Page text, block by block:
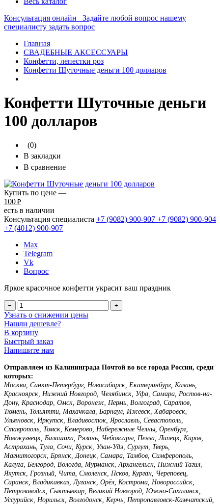
Консультация онлайн
Задайте любой вопрос нашему
специалисту задать вопрос
Главная
СВАДЕБНЫЕ АКСЕССУАРЫ
Конфетти, лепестки роз
Конфетти Шуточные деньги 100 долларов
Конфетти Шуточные деньги
100 долларов
(0)
В закладки
В сравнение
Купить по цене —
100 ₽
есть в наличии
Консультация специалиста +7 (9082) 900-907 +7 (9082) 900-904
+7 (4012) 900-907
Max
Telegram
Vk
Вопрос
Яркое красочное конфетти украсит ваш праздник
− +
Узнать о снижении цены
Нашли дешевле?
В корзину
Быстрый заказ
Напишите нам
Отправляем из Калининграда Почтой во все города России, среди
которых:
Москва, Санкт-Петербург, Новосибирск, Екатеринбург, Казань,
Красноярск, Нижний Новгород, Челябинск, Уфа, Самара, Ростов-на-
Дону, Краснодар, Омск, Воронеж, Пермь, Волгоград, Саратов,
Тюмень, Тольятти, Махачкала, Барнаул, Ижевск, Хабаровск,
Ульяновск, Иркутск, Владивосток, Ярославль, Севастополь,
Ставрополь, Томск, Кемерово, Набережные Челны, Оренбург,
Новокузнецк, Балашиха, Рязань, Чебоксары, Пенза, Липецк, Киров,
Астрахань, Тула, Сочи, Курск, Улан-Удэ, Сургут, Тверь,
Магнитогорск, Брянск, Донецк, Самара, Тамбов, Симферополь,
Калуга, Белгород, Вологда, Мурманск, Архангельск, Нижний Тагил,
Якутск, Грозный, Чита, Смоленск, Псков, Курган, Череповец,
Саранск, Владикавказ, Луганск, Орёл, Кострома, Новороссийск,
Петрозаводск, Сыктывкар, Великий Новгород, Южно-Сахалинск,
Уссурийск, Норильск, Волгодонск, Керчь, Петропавловск-Камчатский,